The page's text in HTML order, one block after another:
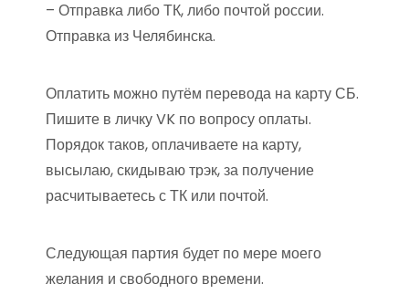
– Отправка либо ТК, либо почтой россии.
Отправка из Челябинска.
Оплатить можно путём перевода на карту СБ.
Пишите в личку VK по вопросу оплаты.
Порядок таков, оплачиваете на карту,
высылаю, скидываю трэк, за получение
расчитываетесь с ТК или почтой.
Следующая партия будет по мере моего
желания и свободного времени.